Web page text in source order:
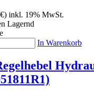
inkl. 19% MwSt.
Lagernd
In Warenkorb